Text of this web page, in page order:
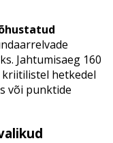
Jahtumisaeg 160
kriitilistel hetkedel
või punktide